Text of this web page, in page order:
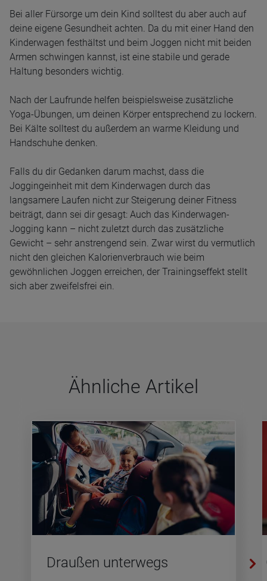
Bei aller Fürsorge um dein Kind solltest du aber auch auf
deine eigene Gesundheit achten. Da du mit einer Hand den
Kinderwagen festhältst und beim Joggen nicht mit beiden
Armen schwingen kannst, ist eine stabile und gerade
Haltung besonders wichtig.
Nach der Laufrunde helfen beispielsweise zusätzliche
Yoga-Übungen, um deinen Körper entsprechend zu lockern.
Bei Kälte solltest du außerdem an warme Kleidung und
Handschuhe denken.
Falls du dir Gedanken darum machst, dass die
Joggingeinheit mit dem Kinderwagen durch das
langsamere Laufen nicht zur Steigerung deiner Fitness
beiträgt, dann sei dir gesagt: Auch das Kinderwagen-
Jogging kann – nicht zuletzt durch das zusätzliche
Gewicht – sehr anstrengend sein. Zwar wirst du vermutlich
nicht den gleichen Kalorienverbrauch wie beim
gewöhnlichen Joggen erreichen, der Trainingseffekt stellt
sich aber zweifelsfrei ein.
Ähn­li­che Arti­kel
Drau­ßen un­ter­wegs